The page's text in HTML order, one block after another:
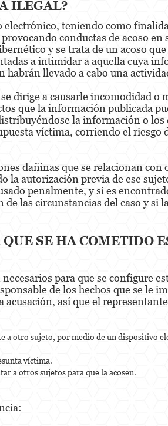
ILEGAL?
teniendo como
conductas de acoso en
y se trata de un acoso
a intimidar a aquella cuya
habrán llevado a cabo una
dirige a causarle incomodidad
que la información publicada
la información o los
víctima, corriendo el riesgo
dañinas que se relacionan con
autorización previa de ese
penalmente, y si es
las circunstancias del caso y si
SE HA COMETIDO
para que se configure
de los hechos que se le
así que el
otro sujeto, por medio de un dispositivo
víctima.
a otros sujetos para que la acosen.